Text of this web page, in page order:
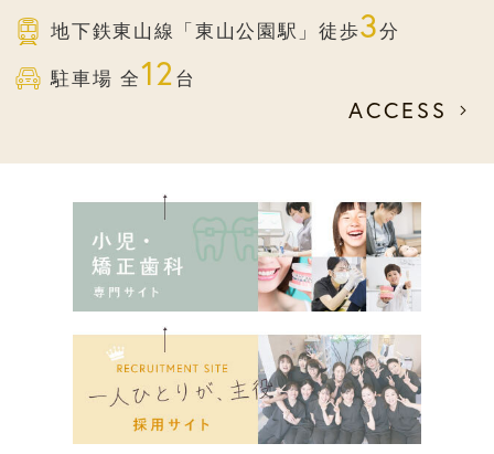
地下鉄東山線 「東山公園駅」徒歩3分
駐車場 全12台
ACCESS